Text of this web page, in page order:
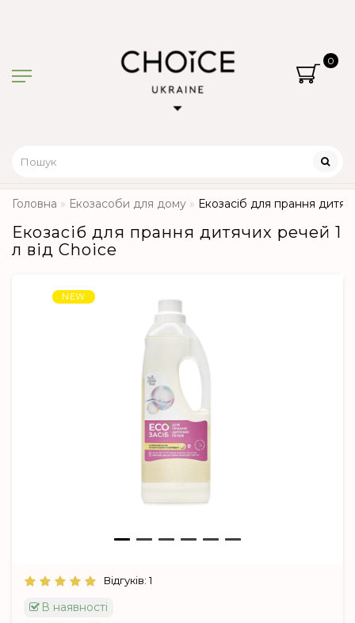
0
Головна Екозасоби для дому Екозасіб для прання
Екозасіб для прання дитячих речей 1
л від Choice
NEW
Відгуків: 1
В наявності